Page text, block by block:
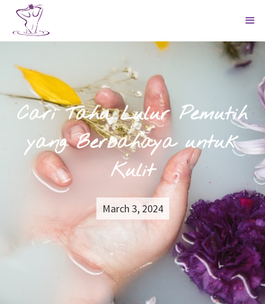
Cari Tahu Lulur Pemutih
yang Berbahaya untuk
Kulit
March 3, 2024